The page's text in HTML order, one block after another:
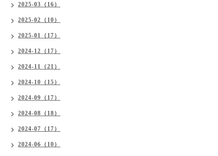
2025-03（16）
2025-02（10）
2025-01（17）
2024-12（17）
2024-11（21）
2024-10（15）
2024-09（17）
2024-08（18）
2024-07（17）
2024-06（10）